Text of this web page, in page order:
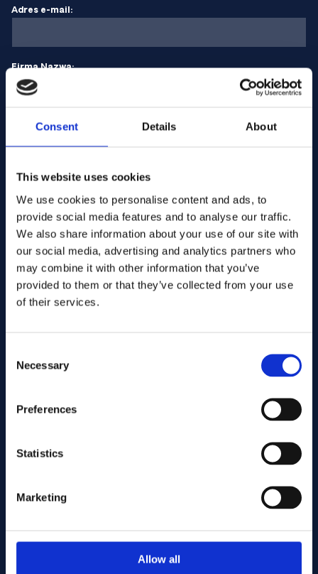
Consent Details About
This website uses cookies
We use cookies to personalise content and ads, to
provide social media features and to analyse our traffic.
We also share information about your use of our site with
our social media, advertising and analytics partners who
may combine it with other information that you’ve
provided to them or that they’ve collected from your use
of their services.
Selection
Necessary
Preferences
Statistics
Marketing
Allow all
Adres e-mail:
Firma Nazwa:
Wprowadź ilość
Twoja wiadomość
Associerade produkter